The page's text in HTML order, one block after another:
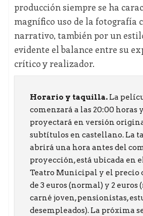
producción siempre se ha
magnífico uso de la fotografía
narrativo, también por un
evidente el balance entre su
crítico y realizador.
Horario y taquilla.La
comenzará a las 20:00 horas
proyectará en versión
subtítulos en castellano. La
abrirá una hora antes del
proyección, está ubicada en
Teatro Municipal y el precio
de 3 euros (normal) y 2 euros
carné joven, pensionistas,
desempleados). La próxima